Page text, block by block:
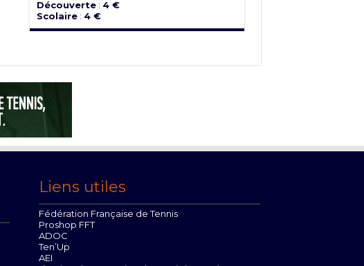
Découverte: 4 €
Scolaire: 4 €
Liens utiles
Fédération Française de Tennis
Proshop FFT
ADOC
Ten’Up
AEI